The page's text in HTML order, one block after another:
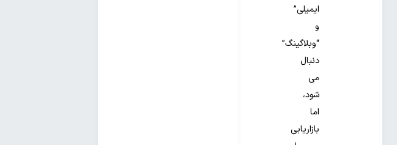
ایمیلی”
و
“وبلاگینگ”
دنبال
می
شود،
اما
بازاریابی